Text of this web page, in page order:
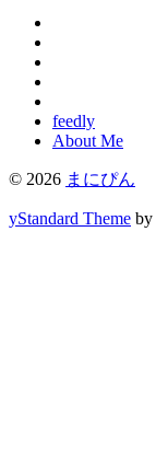
feedly
About Me
© 2026 まにぴん
yStandard Theme by